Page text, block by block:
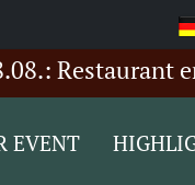
erst
EVENT